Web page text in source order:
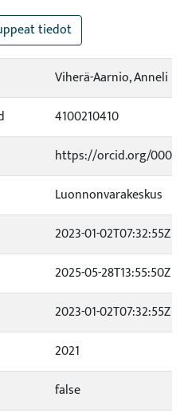
tiedot
Viherä-Aarnio, Anneli
4100210410
https://orcid.org/0000-
Luonnonvarakeskus
2023-01-02T07:32:55Z
2025-05-28T13:55:50Z
2023-01-02T07:32:55Z
2021
false